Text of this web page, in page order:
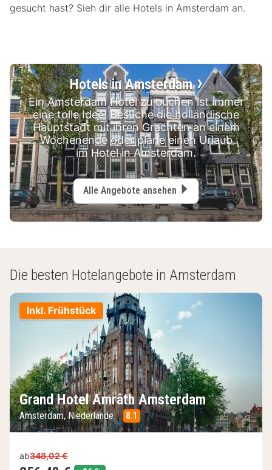
gesucht hast? Sieh dir alle Hotels in Amsterdam an.
Hotels in Amsterdam
Ein Amsterdam Hotel zu buchen ist immer
eine tolle Idee! Besuche die holländische
Hauptstadt mit ihren Grachten an einem
Wochenende oder plane einen Urlaub
im Hotel in Amsterdam.
Alle Angebote ansehen
Die besten Hotelangebote in Amsterdam
Inkl. Frühstück
Grand Hotel Amrâth Amsterdam
Amsterdam, Niederlande 8.1
ab348,02 €